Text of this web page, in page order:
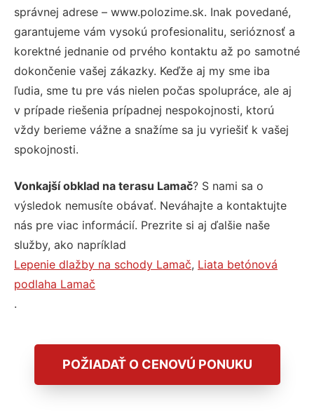
správnej adrese – www.polozime.sk. Inak povedané,
garantujeme vám vysokú profesionalitu, serióznosť a
korektné jednanie od prvého kontaktu až po samotné
dokončenie vašej zákazky. Keďže aj my sme iba
ľudia, sme tu pre vás nielen počas spolupráce, ale aj
v prípade riešenia prípadnej nespokojnosti, ktorú
vždy berieme vážne a snažíme sa ju vyriešiť k vašej
spokojnosti.
Vonkajší obklad na terasu Lamač? S nami sa o
výsledok nemusíte obávať. Neváhajte a kontaktujte
nás pre viac informácií. Prezrite si aj ďalšie naše
služby, ako napríklad
Lepenie dlažby na schody Lamač, Liata betónová
podlaha Lamač
.
POŽIADAŤ O CENOVÚ PONUKU